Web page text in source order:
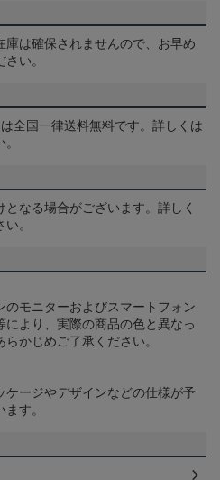
は確保されませんので、お早め
い。
全国一律送料無料です。詳しくは
なる場合がございます。詳しく
。
モニターおよびスマートフォン
より、実際の商品の色と異なっ
かじめご了承ください。
ージやデザインなどの仕様が予
す。